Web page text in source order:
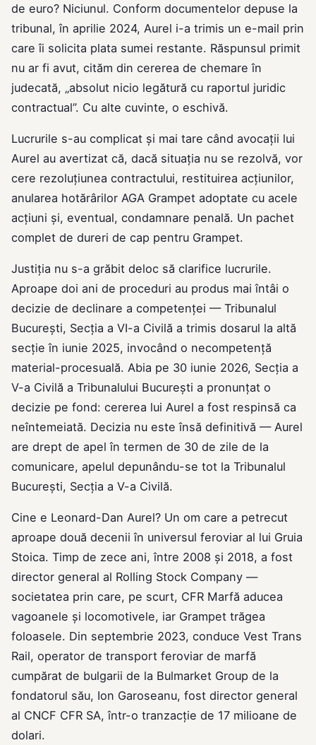
de euro? Niciunul. Conform documentelor depuse la
tribunal, în aprilie 2024, Aurel i-a trimis un e-mail prin
care îi solicita plata sumei restante. Răspunsul primit
nu ar fi avut, cităm din cererea de chemare în
judecată, „absolut nicio legătură cu raportul juridic
contractual”. Cu alte cuvinte, o eschivă.
Lucrurile s-au complicat și mai tare când avocații lui
Aurel au avertizat că, dacă situația nu se rezolvă, vor
cere rezoluțiunea contractului, restituirea acțiunilor,
anularea hotărârilor AGA Grampet adoptate cu acele
acțiuni și, eventual, condamnare penală. Un pachet
complet de dureri de cap pentru Grampet.
Justiția nu s-a grăbit deloc să clarifice lucrurile.
Aproape doi ani de proceduri au produs mai întâi o
decizie de declinare a competenței — Tribunalul
București, Secția a VI-a Civilă a trimis dosarul la altă
secție în iunie 2025, invocând o necompetență
material-procesuală. Abia pe 30 iunie 2026, Secția a
V-a Civilă a Tribunalului București a pronunțat o
decizie pe fond: cererea lui Aurel a fost respinsă ca
neîntemeiată. Decizia nu este însă definitivă — Aurel
are drept de apel în termen de 30 de zile de la
comunicare, apelul depunându-se tot la Tribunalul
București, Secția a V-a Civilă.
Cine e Leonard-Dan Aurel? Un om care a petrecut
aproape două decenii în universul feroviar al lui Gruia
Stoica. Timp de zece ani, între 2008 și 2018, a fost
director general al Rolling Stock Company —
societatea prin care, pe scurt, CFR Marfă aducea
vagoanele și locomotivele, iar Grampet trăgea
foloasele. Din septembrie 2023, conduce Vest Trans
Rail, operator de transport feroviar de marfă
cumpărat de bulgarii de la Bulmarket Group de la
fondatorul său, Ion Garoseanu, fost director general
al CNCF CFR SA, într-o tranzacție de 17 milioane de
dolari.